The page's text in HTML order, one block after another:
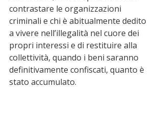
contrastare le organizzazioni
criminali e chi è abitualmente dedito
a vivere nell’illegalità nel cuore dei
propri interessi e di restituire alla
collettività, quando i beni saranno
definitivamente confiscati, quanto è
stato accumulato.